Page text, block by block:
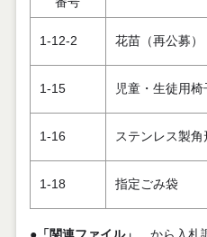
1-12-2 花苗（再公募）
1-15 児童・生徒用椅
1-16 ステンレス製
1-18 指定ごみ袋